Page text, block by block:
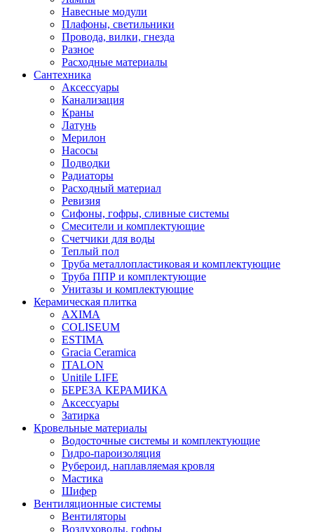
Навесные модули
Плафоны, светильники
Провода, вилки, гнезда
Разное
Расходные материалы
Сантехника
Аксессуары
Канализация
Краны
Латунь
Мерилон
Насосы
Подводки
Радиаторы
Расходный материал
Ревизия
Сифоны, гофры, сливные системы
Смесители и комплектующие
Счетчики для воды
Теплый пол
Труба металлопластиковая и комплектующие
Труба ППР и комплектующие
Унитазы и комплектующие
Керамическая плитка
AXIMA
COLISEUM
ESTIMA
Gracia Ceramica
ITALON
Unitile LIFE
БЕРЕЗА КЕРАМИКА
Аксессуары
Затирка
Кровельные материалы
Водосточные системы и комплектующие
Гидро-пароизоляция
Рубероид, наплавляемая кровля
Мастика
Шифер
Вентиляционные системы
Вентиляторы
Воздуховоды, гофры